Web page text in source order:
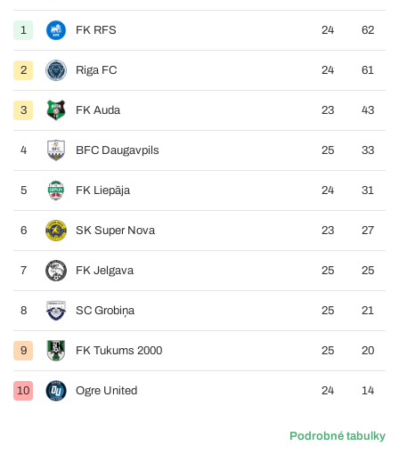
1 FK RFS 24 62
2 Riga FC 24 61
3 FK Auda 23 43
4 BFC Daugavpils 25 33
5 FK Liepāja 24 31
6 SK Super Nova 23 27
7 FK Jelgava 25 25
8 SC Grobiņa 25 21
9 FK Tukums 2000 25 20
10 Ogre United 24 14
Podrobné tabulky